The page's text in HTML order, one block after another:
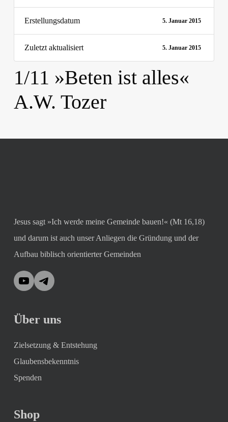
Erstellungsdatum 5. Januar 2015
Zuletzt aktualisiert 5. Januar 2015
1/11 »Beten ist alles«
A.W. Tozer
Jesus sagt »Ich werde meine Gemeinde bauen!« (Mt 16,18)
und darum ist auch unser Anliegen die Gründung und der
Aufbau biblisch orientierter Gemeinden
YouTubeTelegram
Über uns
Zielsetzung & Entstehung
Glaubensbekenntnis
Spenden
Shop